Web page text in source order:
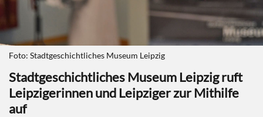
Foto: Stadtgeschichtliches Museum Leipzig
Stadtgeschichtliches Museum Leipzig ruft
Leipzigerinnen und Leipziger zur Mithilfe
auf